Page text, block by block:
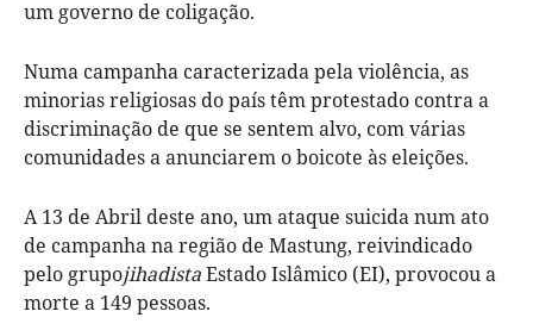
um governo de coligação.
Numa campanha caracterizada pela violência, as
minorias religiosas do país têm protestado contra a
discriminação de que se sentem alvo, com várias
comunidades a anunciarem o boicote às eleições.
A 13 de Abril deste ano, um ataque suicida num ato
de campanha na região de Mastung, reivindicado
pelo grupojihadistaEstado Islâmico (EI), provocou a
morte a 149 pessoas.